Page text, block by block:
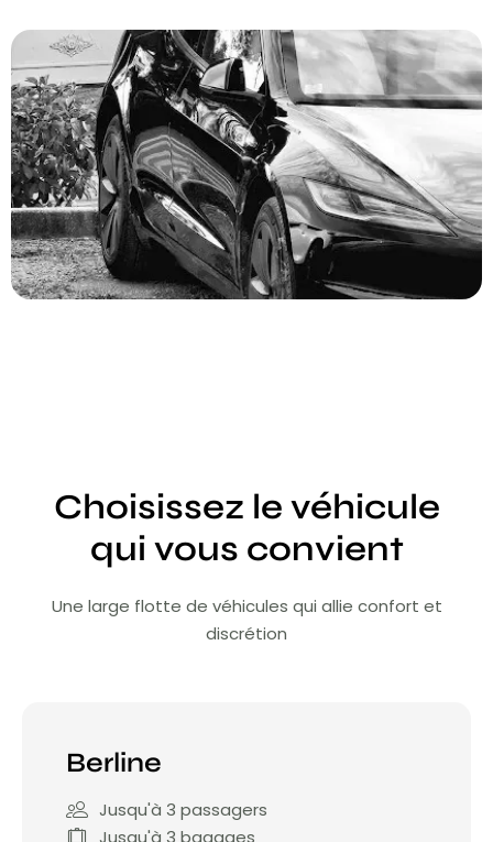
Choisissez le véhicule
qui vous convient
Une large flotte de véhicules qui allie confort et
discrétion
Berline
Jusqu'à 3 passagers